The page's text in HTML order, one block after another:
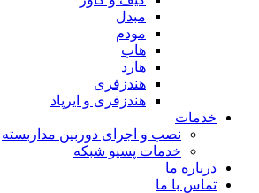
مبدل
مودم
هاب
هارد
هندزفری
هندزفری و ایرپاد
خدمات
نصب و اجرای دوربین مداربسته
خدمات پسیو شبکه
درباره ما
تماس با ما